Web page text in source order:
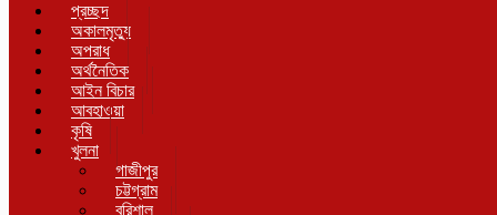
প্রচ্ছদ
অকালমৃত্যু
অপরাধ
অর্থনৈতিক
আইন বিচার
আবহাওয়া
কৃষি
খুলনা
গাজীপুর
চট্টগ্রাম
বরিশাল